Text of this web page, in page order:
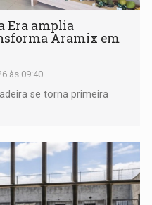
Era amplia
Aramix em
às 09:40
se torna primeira